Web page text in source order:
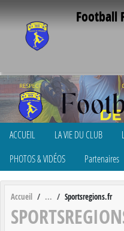
Football
ACCUEIL LA VIE DU CLUB
PHOTOS & VIDÉOS
Partenaires
Accueil Sportsregions.fr